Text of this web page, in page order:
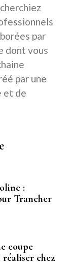
par
dont vous
par une
et de
:
Trancher
coupe
chez